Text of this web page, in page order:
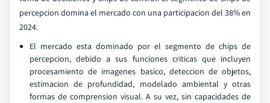
percepcion domina el mercado con una participacion del 38% en
2024.
El mercado esta dominado por el segmento de chips de
percepcion, debido a sus funciones criticas que incluyen
procesamiento de imagenes basico, deteccion de objetos,
estimacion de profundidad, modelado ambiental y otras
formas de comprension visual. A su vez, sin capacidades de